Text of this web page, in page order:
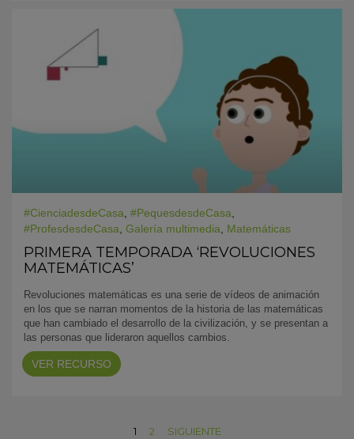
#CienciadesdeCasa, #PequesdesdeCasa,
#ProfesdesdeCasa, Galería multimedia, Matemáticas
PRIMERA TEMPORADA ‘REVOLUCIONES
MATEMÁTICAS’
Revoluciones matemáticas es una serie de vídeos de animación
en los que se narran momentos de la historia de las matemáticas
que han cambiado el desarrollo de la civilización, y se presentan a
las personas que lideraron aquellos cambios.
VER RECURSO
1 2 SIGUIENTE